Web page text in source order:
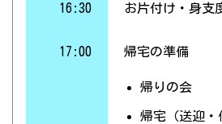
16:30 お片付け・身支
17:00 帰宅の準備
帰りの会
帰宅（送迎・